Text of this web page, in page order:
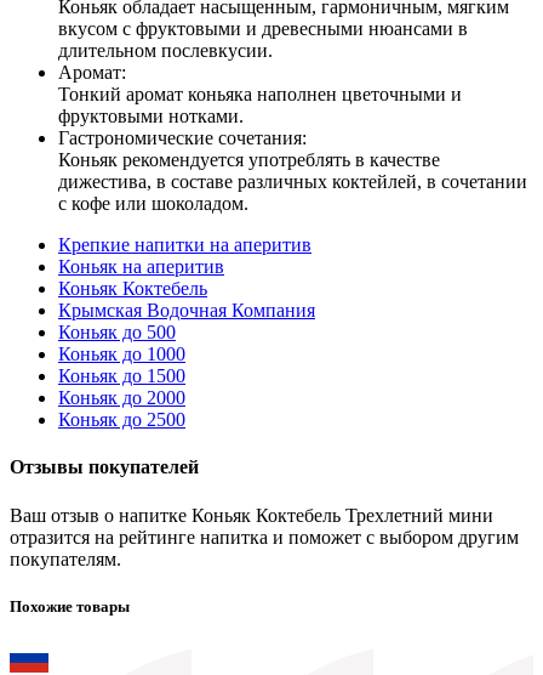
Коньяк обладает насыщенным, гармоничным, мягким
вкусом с фруктовыми и древесными нюансами в
длительном послевкусии.
Аромат:
Тонкий аромат коньяка наполнен цветочными и
фруктовыми нотками.
Гастрономические сочетания:
Коньяк рекомендуется употреблять в качестве
дижестива, в составе различных коктейлей, в сочетании
с кофе или шоколадом.
Крепкие напитки на аперитив
Коньяк на аперитив
Коньяк Коктебель
Крымская Водочная Компания
Коньяк до 500
Коньяк до 1000
Коньяк до 1500
Коньяк до 2000
Коньяк до 2500
Отзывы покупателей
Ваш отзыв о напитке Коньяк Коктебель Трехлетний мини
отразится на рейтинге напитка и поможет с выбором другим
покупателям.
Похожие товары